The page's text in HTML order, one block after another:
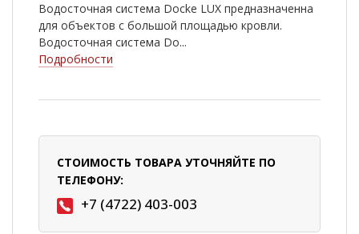
Водосточная система Docke LUX предназначенна
для объектов с большой площадью кровли.
Водосточная система Do...
Подробности
СТОИМОСТЬ ТОВАРА УТОЧНЯЙТЕ ПО
ТЕЛЕФОНУ:
+7 (4722) 403-003